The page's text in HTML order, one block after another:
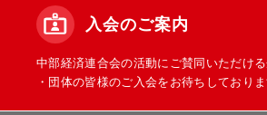
入会のご案内
中部経済連合会の活動にご賛同いただけ
・団体の皆様のご入会をお待ちしておりま